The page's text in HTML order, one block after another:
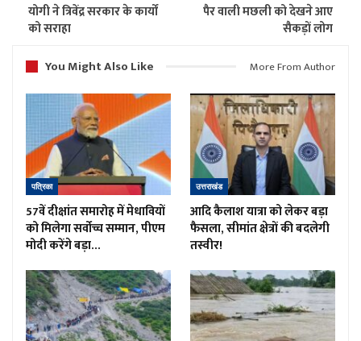
योगी ने त्रिवेंद्र सरकार के कार्यों
को सराहा
पैर वाली मछली को देखने आए
सैकड़ों लोग
You Might Also Like
More From Author
पत्रिका
57वें दीक्षांत समारोह में मेधावियों
को मिलेगा सर्वोच्च सम्मान, पीएम
मोदी करेंगे बड़ा…
उत्तराखंड
आदि कैलाश यात्रा को लेकर बड़ा
फैसला, सीमांत क्षेत्रों की बदलेगी
तस्वीर!